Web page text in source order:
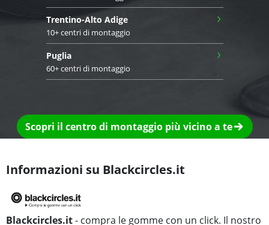
Trentino-Alto Adige
10+ centri di montaggio
›
Puglia
60+ centri di montaggio
›
Scopri il centro di montaggio più vicino a te
Informazioni su Blackcircles.it
Blackcircles.it- compra le gomme con un click. Il nostro